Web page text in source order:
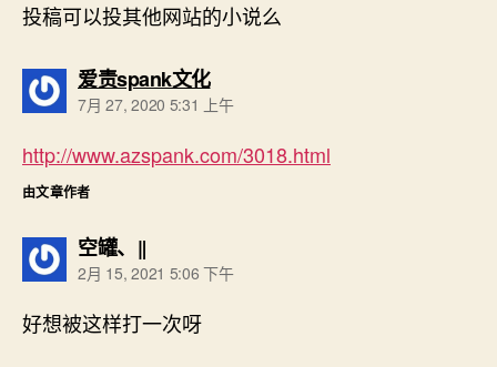
投稿可以投其他网站的小说么
爱责spank文化说：
7月 27, 2020 5:31 上午
http://www.azspank.com/3018.html
由文章作者
空罐、‖
2月 15, 2021 5:06 下午
好想被这样打一次呀